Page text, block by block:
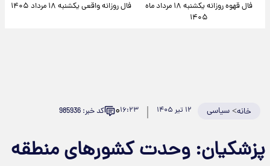
فال قهوه روزانه یکشنبه ۱۸ مرداد ماه
۱۴۰۵
فال روزانه واقعی یکشنبه ۱۸ مرداد ۱۴۰۵
خانه>سیاسی ۱۲ تیر ۱۴۰۵ ۱۶:۲۳۰ کد خبر: 985936
پزشکیان: وحدت کشورهای منطقه